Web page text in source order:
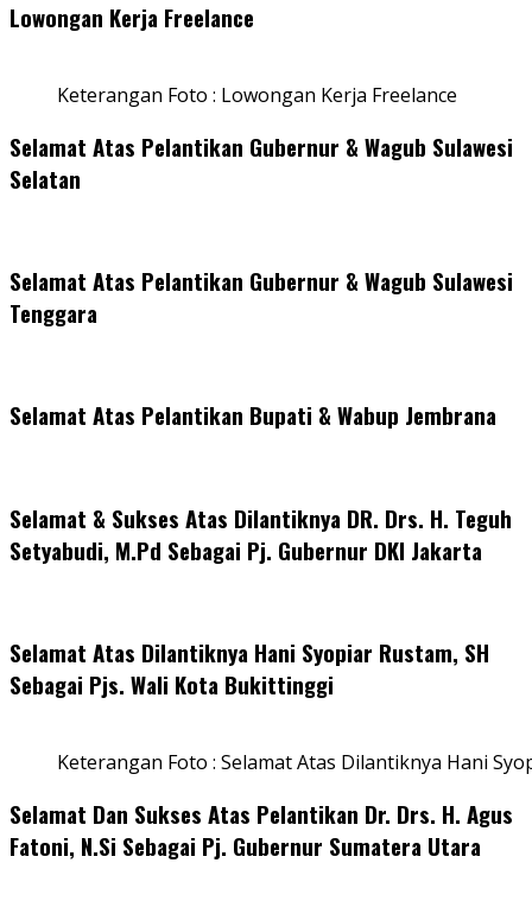
Lowongan Kerja Freelance
Keterangan Foto : Lowongan Kerja Freelance
Selamat Atas Pelantikan Gubernur & Wagub Sulawesi
Selatan
Selamat Atas Pelantikan Gubernur & Wagub Sulawesi
Tenggara
Selamat Atas Pelantikan Bupati & Wabup Jembrana
Selamat & Sukses Atas Dilantiknya DR. Drs. H. Teguh
Setyabudi, M.Pd Sebagai Pj. Gubernur DKI Jakarta
Selamat Atas Dilantiknya Hani Syopiar Rustam, SH
Sebagai Pjs. Wali Kota Bukittinggi
Keterangan Foto : Selamat Atas Dilantiknya Hani
Selamat Dan Sukses Atas Pelantikan Dr. Drs. H. Agus
Fatoni, N.Si Sebagai Pj. Gubernur Sumatera Utara